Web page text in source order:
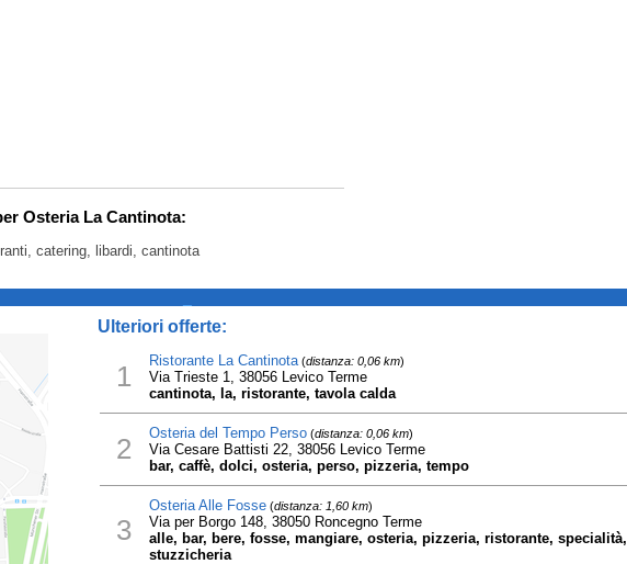
Osteria La Cantinota:
catering, libardi, cantinota
Ulteriori offerte:
1 Ristorante La Cantinota(distanza: 0,06 km)
Via Trieste 1, 38056 Levico Terme
cantinota, la, ristorante, tavola calda
2 Osteria del Tempo Perso(distanza: 0,06 km)
Via Cesare Battisti 22, 38056 Levico Terme
bar, caffè, dolci, osteria, perso, pizzeria, tempo
3
Osteria Alle Fosse(distanza: 1,60 km)
Via per Borgo 148, 38050 Roncegno Terme
alle, bar, bere, fosse, mangiare, osteria, pizzeria, ristorante, specialità,
stuzzicheria